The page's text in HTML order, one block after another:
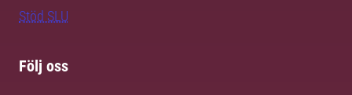
Stöd SLU
Följ oss